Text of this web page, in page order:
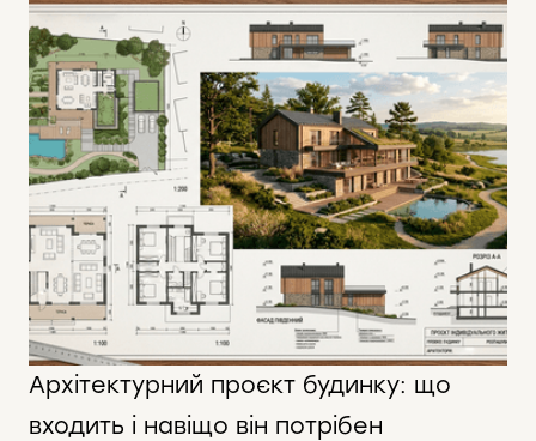
Архітектурний проєкт будинку: що
входить і навіщо він потрібен